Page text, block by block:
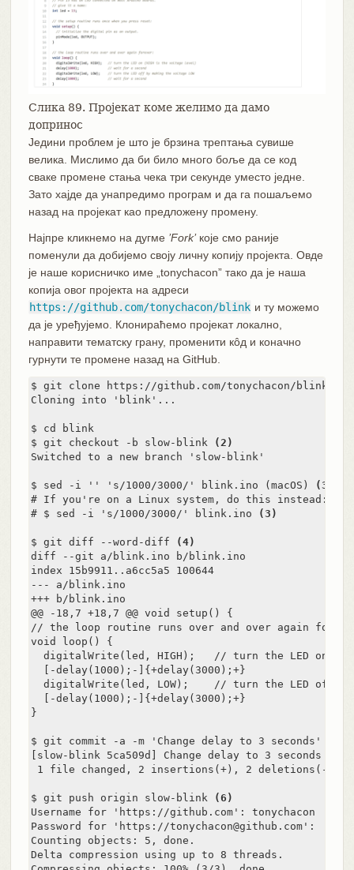
Слика 89. Пројекат коме желимо да дамо
допринос
Једини проблем је што је брзина трептања сувише
велика. Мислимо да би било много боље да се код
сваке промене стања чека три секунде уместо једне.
Зато хајде да унапредимо програм и да га пошаљемо
назад на пројекат као предложену промену.
Најпре кликнемо на дугме ’Fork’које смо раније
поменули да добијемо своју личну копију пројекта. Овде
је наше корисничко име „tonychacon” тако да је наша
копија овог пројекта на адреси
https://github.com/tonychacon/blink и ту можемо
да је уређујемо. Клонираћемо пројекат локално,
направити тематску грану, променити кôд и коначно
гурнути те промене назад на GitHub.
$ git clone https://github.com/tonychacon/blink
Cloning into 'blink'...
$ cd blink
$ git checkout -b slow-blink
(2)
Switched to a new branch 'slow-blink'
$ sed -i '' 's/1000/3000/' blink.ino (macOS)
(3)
# If you're on a Linux system, do this instead:
# $ sed -i 's/1000/3000/' blink.ino
(3)
$ git diff --word-diff
(4)
diff --git a/blink.ino b/blink.ino
index 15b9911..a6cc5a5 100644
--- a/blink.ino
+++ b/blink.ino
@@ -18,7 +18,7 @@ void setup() {
// the loop routine runs over and over again
void loop() {
digitalWrite(led, HIGH);   // turn the LED on
[-delay(1000);-]{+delay(3000);+}
digitalWrite(led, LOW);    // turn the LED off
[-delay(1000);-]{+delay(3000);+}
}
$ git commit -a -m 'Change delay to 3 seconds'
[slow-blink 5ca509d] Change delay to 3 seconds
1 file changed, 2 insertions(+), 2 deletions(-)
$ git push origin slow-blink
(6)
Username for 'https://github.com': tonychacon
Password for 'https://tonychacon@github.com':
Counting objects: 5, done.
Delta compression using up to 8 threads.